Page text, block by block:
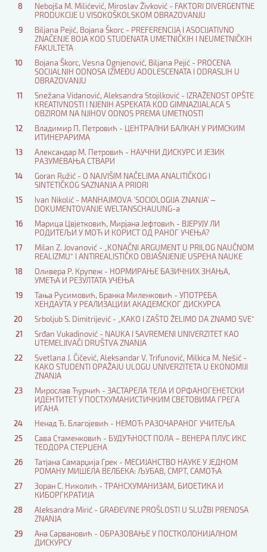
8
Nebojša M. Milićević, Miroslav Živković - FAKTORI DIVERGENTNE
PRODUKCIJE U VISOKOŠKOLSKOM OBRAZOVANJU
9
Biljana Pejić, Bojana Škorc - PREFERENCIJA I ASOCIJATIVNO
ZNAČENJE BOJA KOD STUDENATA UMETNIČKIH I NEUMETNIČKIH
FAKULTETA
10
Bojana Škorc, Vesna Ognjenović, Biljana Pejić - PROCENA
SOCIJALNIH ODNOSA IZMEĐU ADOLESCENATA I ODRASLIH U
OBRAZOVANJU
11
Snežana Vidanović, Aleksandra Stojilković - IZRAŽENOST OPŠTE
KREATIVNOSTI I NJENIH ASPEKATA KOD GIMNAZIJALACA S
OBZIROM NA NJIHOV ODNOS PREMA UMETNOSTI
12
Владимир П. Петровић - ЦЕНТРАЛНИ БАЛКАН У РИМСКИМ
ИТИНЕРАРИМА
13
Александар М. Петровић - НАУЧНИ ДИСКУРС И ЈЕЗИК
РАЗУМЕВАЊА СТВАРИ
14
Goran Ružić - O NAJVIŠIM NAČELIMA ANALITIČKOG I
SINTETIČKOG SAZNANJA A PRIORI
15
Ivan Nikolić - MANHAJMOVA ’SOCIOLOGIJA ZNANJA’ ‒
DOKUMENTOVANJE WELTANSCHAUUNG-a
16
Марица Цвјетковић, Мирјана Јефтовић - ВЈЕРУЈУ ЛИ
РОДИТЕЉИ У МОЋ И КОРИСТ ОД РАНОГ УЧЕЊА?
17
Milan Z. Jovanović - „KONAČNI ARGUMENT U PRILOG NAUČNOM
REALIZMU“ I ANTIREALISTIČKO OBJAŠNJENJE USPEHA NAUKE
18
Оливера Р. Крупеж - НОРМИРАЊЕ БАЗИЧНИХ ЗНАЊА,
УМЕЋА И РЕЗУЛТАТА УЧЕЊА
19
Тања Русимовић, Бранка Миленковић - УПОТРЕБА
ХЕНДАУТА У РЕАЛИЗАЦИЈИ АКАДЕМСКОГ ДИСКУРСА
20
Srboljub S. Dimitrijević - „KAKO I ZAŠTO ŽELIMO DA ZNAMO SVE“
21
Srđan Vukadinović - NAUKA I SAVREMENI UNIVERZITET KAO
UTEMELJIVAČI DRUŠTVA ZNANJA
22
Svetlana J. Čičević, Aleksandar V. Trifunović, Milkica M. Nešić -
KAKO STUDENTI OPAŽAJU ULOGU UNIVERZITETA U EKONOMIJI
ZNANJA
23
Мирослав Ћурчић - ЗАСТАРЕЛА ТЕЛА И ОРФАНОГЕНЕТСКИ
ИДЕНТИТЕТ У ПОСТХУМАНИСТИЧКИМ СВЕТОВИМА ГРЕГA
ИГАНА
24
Ненад Ђ. Благојевић - НЕМОЋ РАЗОЧАРАНОГ УЧИТЕЉА
25
Сава Стаменковић - БУДУЋНОСТ ПОЛА – ВЕНЕРА ПЛУС ИКС
ТЕОДОРА СТЕРЏЕНА
26
Татјана Самарџија Грек - МЕСИЈАНСТВО НАУКЕ У ЈЕДНОМ
РОМАНУ МИШЕЛА ВЕЛБЕКА: ЉУБАВ, СМРТ, САМОЋА
27
Зоран С. Николић - ТРАНСХУМАНИЗАМ, БИОЕТИКА И
КИБОРГКРАТИЈА
28
Aleksandra Mirić - GRAĐEVINE PROŠLOSTI U SLUŽBI PRENOSA
ZNANJA
29
Ана Сарвановић - ОБРАЗОВАЊЕ У ПОСТКОЛОНИЈАЛНОМ
ДИСКУРСУ